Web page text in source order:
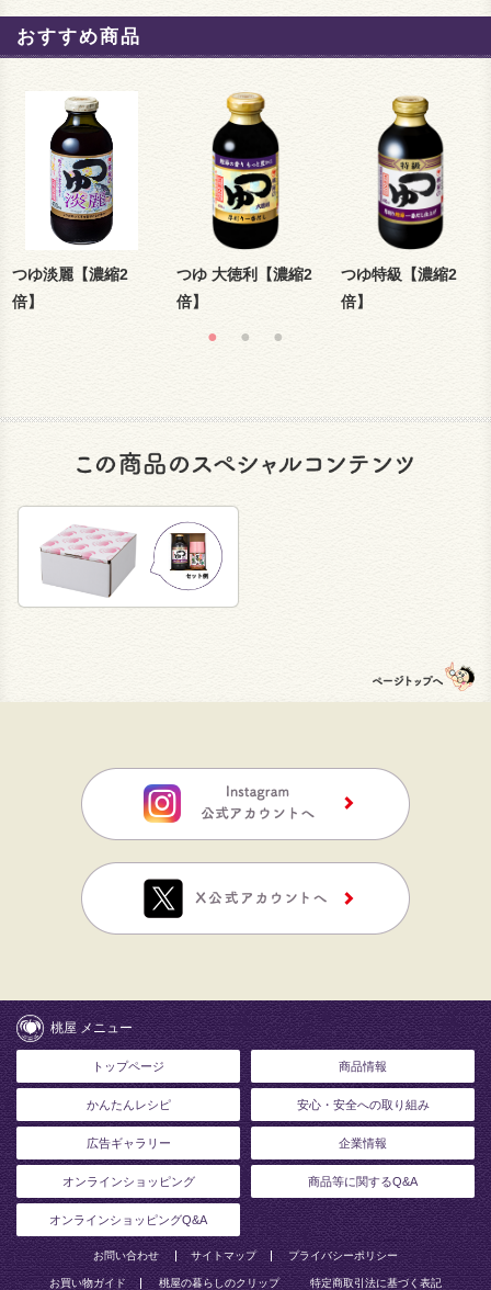
おすすめ商品
つゆ淡麗【濃縮2
倍】
つゆ 大徳利【濃縮2
倍】
つゆ特級【濃縮2
倍】
桃屋 メニュー
トップページ 商品情報
かんたんレシピ 安心・安全への取り組み
広告ギャラリー 企業情報
オンラインショッピング 商品等に関するQ&A
オンラインショッピングQ&A
お問い合わせ サイトマップ プライバシーポリシー
お買い物ガイド 桃屋の暮らしのクリップ 特定商取引法に基づく表記